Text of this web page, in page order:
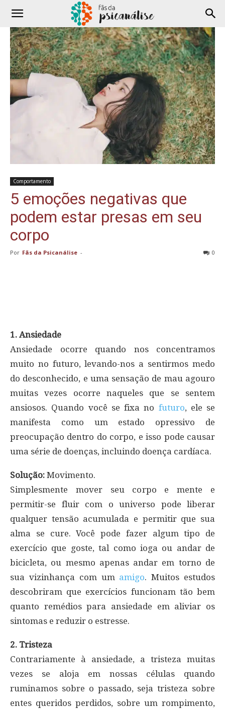
Comportamento
5 emoções negativas que
podem estar presas em seu
corpo
Por Fãs da Psicanálise - 0
1. Ansiedade
Ansiedade ocorre quando nos concentramos
muito no futuro, levando-nos a sentirmos medo
do desconhecido, e uma sensação de mau agouro
muitas vezes ocorre naqueles que se sentem
ansiosos. Quando você se fixa no futuro, ele se
manifesta como um estado opressivo de
preocupação dentro do corpo, e isso pode causar
uma série de doenças, incluindo doença cardíaca.
Solução: Movimento.
Simplesmente mover seu corpo e mente e
permitir-se fluir com o universo pode liberar
qualquer tensão acumulada e permitir que sua
alma se cure. Você pode fazer algum tipo de
exercício que goste, tal como ioga ou andar de
bicicleta, ou mesmo apenas andar em torno de
sua vizinhança com um amigo. Muitos estudos
descobriram que exercícios funcionam tão bem
quanto remédios para ansiedade em aliviar os
sintomas e reduzir o estresse.
2. Tristeza
Contrariamente à ansiedade, a tristeza muitas
vezes se aloja em nossas células quando
ruminamos sobre o passado, seja tristeza sobre
entes queridos perdidos, sobre um rompimento,